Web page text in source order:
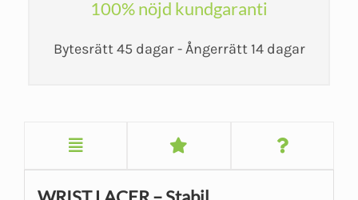
100% nöjd kundgaranti
Bytesrätt 45 dagar - Ångerrätt 14 dagar